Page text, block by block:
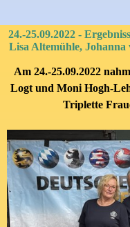
24.-25.09.2022 -
Lisa Altemühle,
Am 24.-25.09.2022
Logt und Moni Hogh-
Triplette